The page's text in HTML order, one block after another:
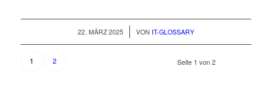
22. MÄRZ 2025
/ VON IT-GLOSSARY
Seite 1 von 2
1 2